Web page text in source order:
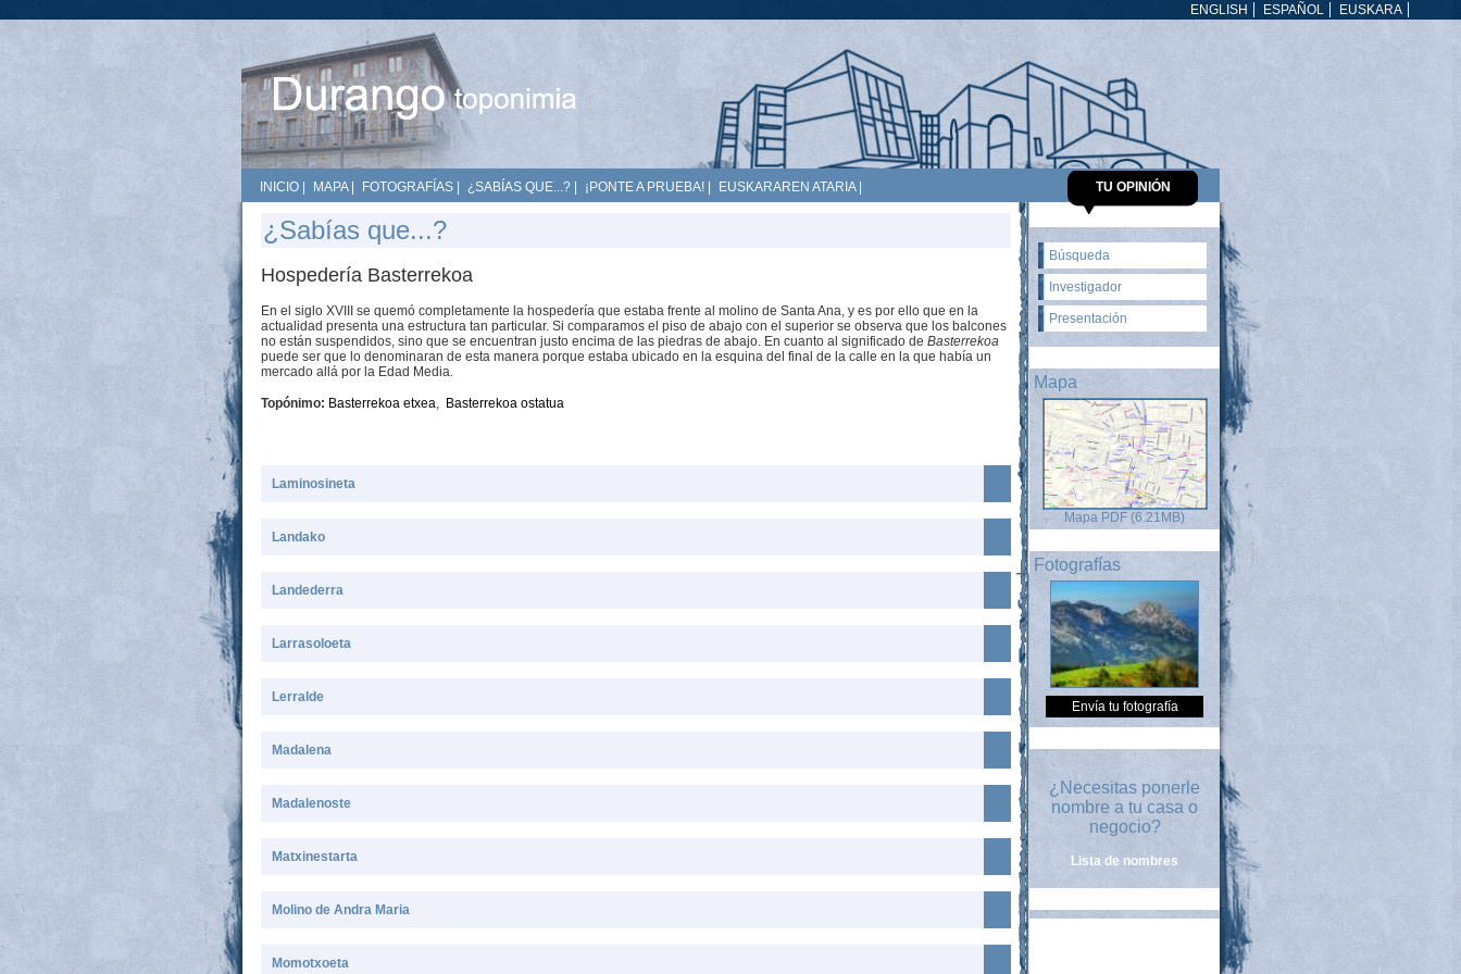
EUSKARA
ESPAÑOL
ENGLISH
INICIO MAPA| FOTOGRAFÍAS ¿SABÍAS QUE...? ¡PONTE A PRUEBA! EUSKARAREN ATARIA| TU OPINIÓN
¿Sabías que...?
Hospedería Basterrekoa
En el siglo XVIII se quemó completamente la hospedería que estaba frente al molino de Santa Ana, y es por ello que en la
actualidad presenta una estructura tan particular. Si comparamos el piso de abajo con el superior se observa que los balcones
no están suspendidos, sino que se encuentran justo encima de las piedras de abajo. En cuanto al significado de Basterrekoa
puede ser que lo denominaran de esta manera porque estaba ubicado en la esquina del final de la calle en la que había un
mercado allá por la Edad Media.
Topónimo: Basterrekoa etxea, Basterrekoa ostatua
Laminosineta
Landako
Landederra
Larrasoloeta
Lerralde
Madalena
Madalenoste
Matxinestarta
Molino de Andra Maria
Momotxoeta
Búsqueda
Investigador
Presentación
Mapa
Mapa PDF (6.21MB)
Fotografías
Envía tu fotografía
¿Necesitas ponerle
nombre a tu casa o
negocio?
Lista de nombres